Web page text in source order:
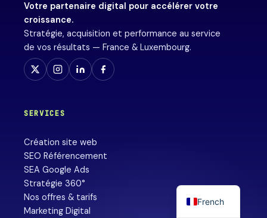
Votre partenaire digital pour accélérer votre
croissance.
Stratégie, acquisition et performance au service
de vos résultats — France & Luxembourg.
SERVICES
Création site web
SEO Référencement
SEA Google Ads
Stratégie 360°
Nos offres & tarifs
Marketing Digital
French